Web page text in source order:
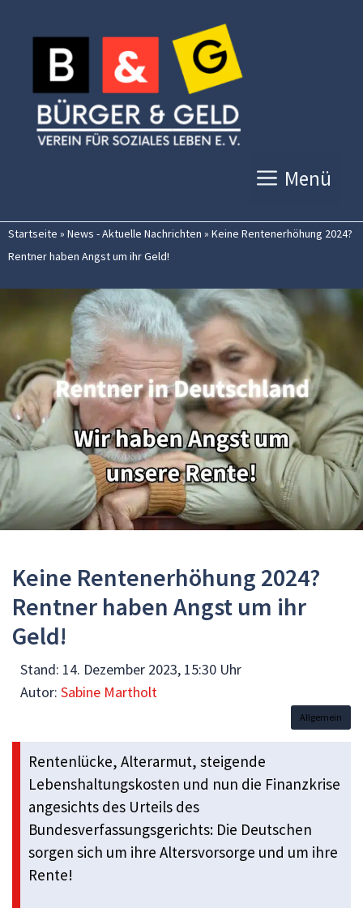
Inhalt
springen
Menü
Startseite » News - Aktuelle Nachrichten » Keine Rentenerhöhung 2024?
Rentner haben Angst um ihr Geld!
Keine Rentenerhöhung 2024?
Rentner haben Angst um ihr
Geld!
Stand: 14. Dezember 2023, 15:30 Uhr
Autor: Sabine Martholt
Allgemein
Rentenlücke, Alterarmut, steigende
Lebenshaltungskosten und nun die Finanzkrise
angesichts des Urteils des
Bundesverfassungsgerichts: Die Deutschen
sorgen sich um ihre Altersvorsorge und um ihre
Rente!